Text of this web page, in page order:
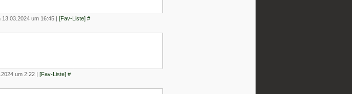
um 16:45 | [Fav-Liste] #
um 2:22 | [Fav-Liste] #